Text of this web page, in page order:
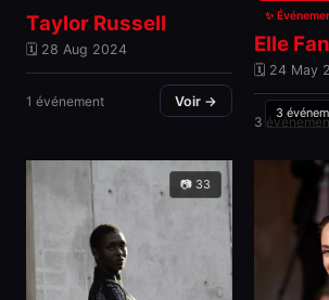
Taylor Russell
🗓 28 Aug 2024
1 événement Voir →
3
✨
Elle
🗓 24 May
3
📷 33